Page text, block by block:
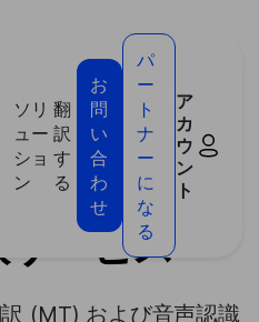
ソリ
ュー
ショ
ン
翻
訳
す
る
お
問
い
合
わ
せ
パ
ー
ト
ナ
ー
に
な
る
ア
カ
ウ
ン
ト
機械翻訳サービス
サービス
(MT) および音声認識